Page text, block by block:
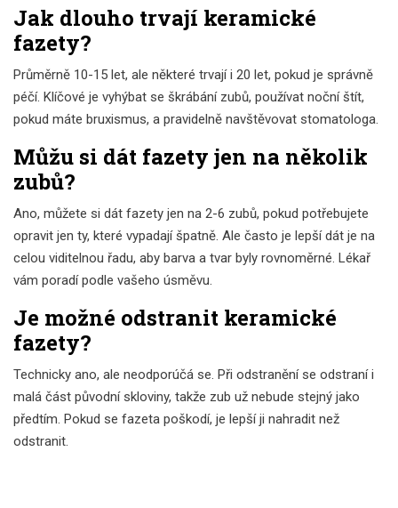
Jak dlouho trvají keramické
fazety?
Průměrně 10-15 let, ale některé trvají i 20 let, pokud je správně
péčí. Klíčové je vyhýbat se škrábání zubů, používat noční štít,
pokud máte bruxismus, a pravidelně navštěvovat stomatologa.
Můžu si dát fazety jen na několik
zubů?
Ano, můžete si dát fazety jen na 2-6 zubů, pokud potřebujete
opravit jen ty, které vypadají špatně. Ale často je lepší dát je na
celou viditelnou řadu, aby barva a tvar byly rovnoměrné. Lékař
vám poradí podle vašeho úsměvu.
Je možné odstranit keramické
fazety?
Technicky ano, ale neodporúčá se. Při odstranění se odstraní i
malá část původní skloviny, takže zub už nebude stejný jako
předtím. Pokud se fazeta poškodí, je lepší ji nahradit než
odstranit.